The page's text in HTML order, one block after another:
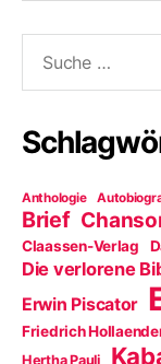
nach:
Anthologie
Brief
Claassen-Verlag
Die verlorene
Erwin Piscator
Friedrich
Hertha Pauli